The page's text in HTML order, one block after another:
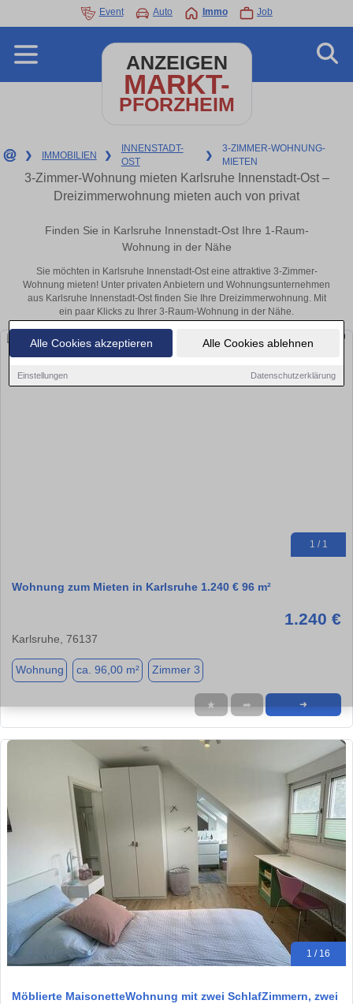
Alle Cookies akzeptieren Alle Cookies ablehnen
Einstellungen Datenschutzerklärung
Event Auto Immo Job
ANZEIGEN
MARKT-
PFORZHEIM
❯ IMMOBILIEN ❯
INNENSTADT-
OST
❯
3-ZIMMER-WOHNUNG-
MIETEN
3-Zimmer-Wohnung mieten Karlsruhe Innenstadt-Ost –
Dreizimmerwohnung mieten auch von privat
Finden Sie in Karlsruhe Innenstadt-Ost Ihre 1-Raum-
Wohnung in der Nähe
Sie möchten in Karlsruhe Innenstadt-Ost eine attraktive 3-Zimmer-
Wohnung mieten! Unter privaten Anbietern und Wohnungsunternehmen
aus Karlsruhe Innenstadt-Ost finden Sie Ihre Dreizimmerwohnung. Mit
ein paar Klicks zu Ihrer 3-Raum-Wohnung in der Nähe.
1 / 1
Wohnung zum Mieten in Karlsruhe 1.240 € 96 m²
1.240 €
Karlsruhe, 76137
Wohnung ca. 96,00 m² Zimmer 3
★ ➦ ➜
1 / 16
Möblierte MaisonetteWohnung mit zwei SchlafZimmern, zwei